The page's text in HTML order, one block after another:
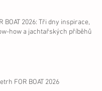
BOAT 2026: Tři dny inspirace,
how a jachtařských příběhů
FOR BOAT 2026